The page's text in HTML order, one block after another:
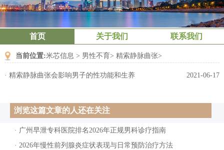
首页 关于我们 联系我们
当前位置:米芯信息 > 男性不育>精索静脉曲张>
· 精索静脉曲张会影响男子的性功能和生养 2021-06-17
浏览这篇文章的人还在关注
· 广州早泄专科医院排名2026年正规男科诊疗指南
· 2026年慢性前列腺炎症状表现与日常预防治疗方法